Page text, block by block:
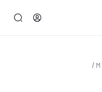
/